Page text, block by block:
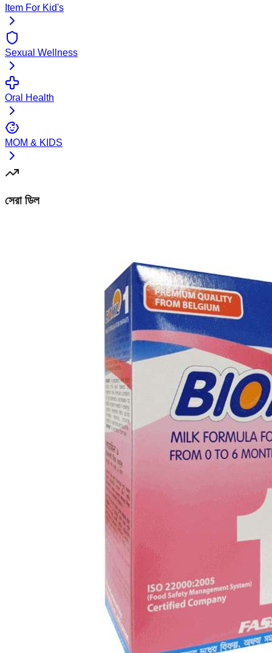
Item For Kid's
Sexual Wellness
Oral Health
MOM & KIDS
সেরা ডিল